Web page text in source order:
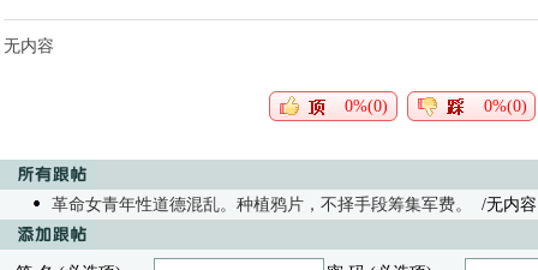
无内容
0%(0) 0%(0)
革命女青年性道德混乱。种植鸦片，不择手段筹集军费。 /无内